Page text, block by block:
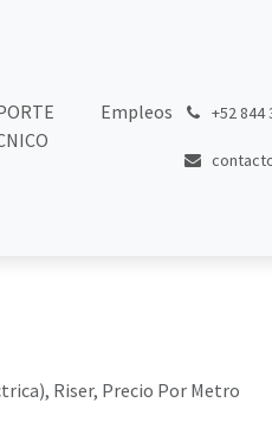
Empleos +52 844
Riser, Precio Por Metro